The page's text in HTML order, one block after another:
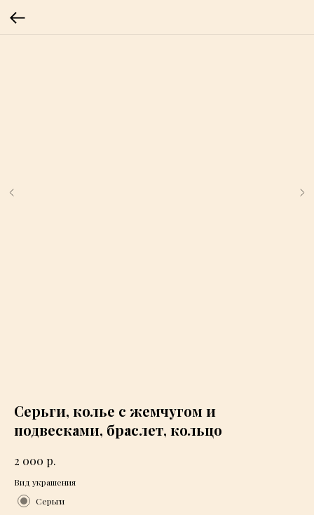
Серьги, колье с жемчугом и
подвесками, браслет, кольцо
2 000 р.
Вид украшения
Серьги